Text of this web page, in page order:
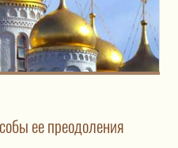
ее преодоления